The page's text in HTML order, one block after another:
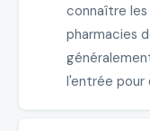
connaître les
pharmacies
l'entrée pour